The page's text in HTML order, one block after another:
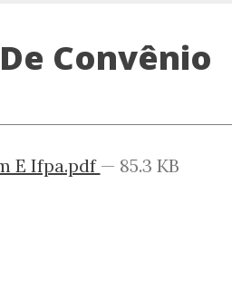
Convênio
E Ifpa.pdf — 85.3 KB